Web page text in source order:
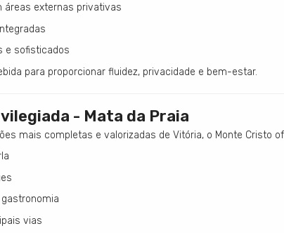
áreas externas privativas
e sofisticados
para proporcionar fluidez, privacidade e bem-estar.
- Mata da Praia
mais completas e valorizadas de Vitória, o Monte Cristo
vias